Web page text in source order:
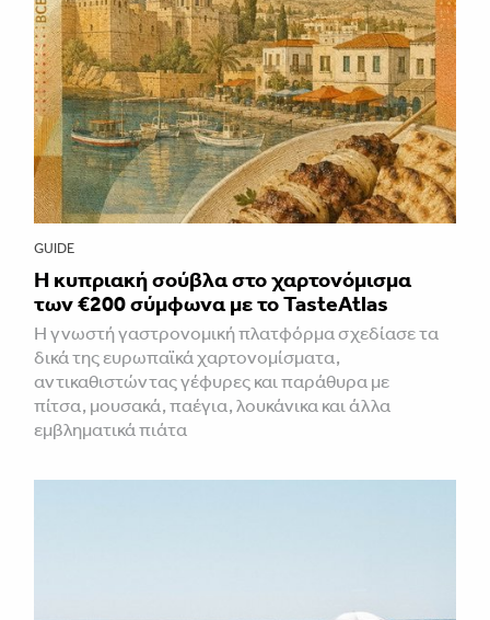
GUIDE
Η κυπριακή σούβλα στο χαρτονόμισμα
των €200 σύμφωνα με το TasteAtlas
Η γνωστή γαστρονομική πλατφόρμα σχεδίασε τα
δικά της ευρωπαϊκά χαρτονομίσματα,
αντικαθιστώντας γέφυρες και παράθυρα με
πίτσα, μουσακά, παέγια, λουκάνικα και άλλα
εμβληματικά πιάτα